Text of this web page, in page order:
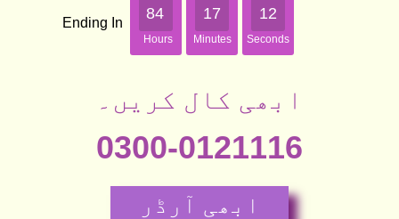
Ending In
84
Hours
17
Minutes
10
Seconds
ابھی کال کریں۔
0300-0121116
ابھی آرڈر